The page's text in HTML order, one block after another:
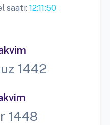
saati: 12:11:50
1442
1448